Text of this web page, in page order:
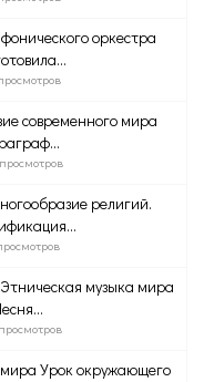
оркестра
современного мира
просмотров
религий.
музыка мира
Урок окружающего